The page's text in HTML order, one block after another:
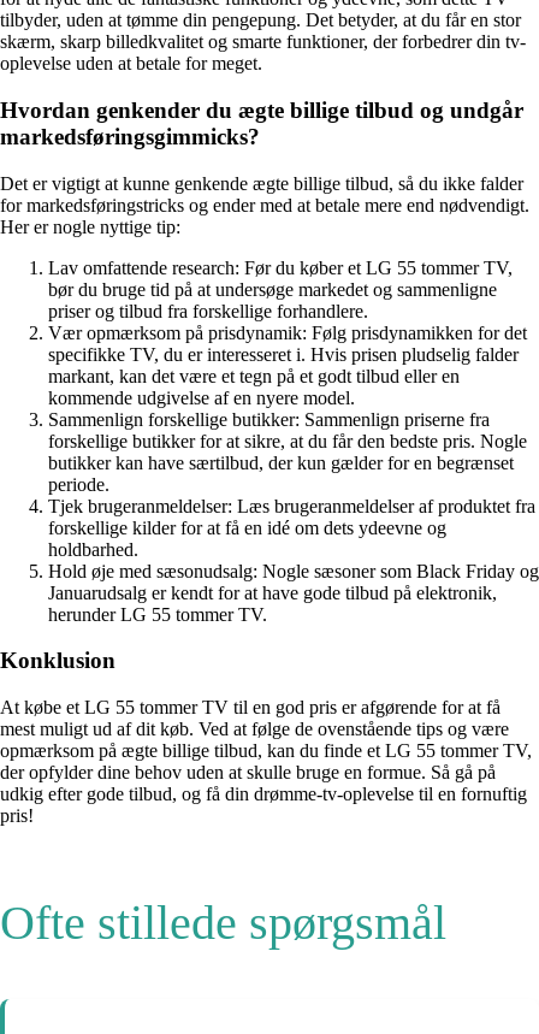
tilbyder, uden at tømme din pengepung. Det betyder, at du får en stor
skærm, skarp billedkvalitet og smarte funktioner, der forbedrer din tv-
oplevelse uden at betale for meget.
Hvordan genkender du ægte billige tilbud og undgår
markedsføringsgimmicks?
Det er vigtigt at kunne genkende ægte billige tilbud, så du ikke falder
for markedsføringstricks og ender med at betale mere end nødvendigt.
Her er nogle nyttige tip:
Lav omfattende research: Før du køber et LG 55 tommer TV,
bør du bruge tid på at undersøge markedet og sammenligne
priser og tilbud fra forskellige forhandlere.
Vær opmærksom på prisdynamik: Følg prisdynamikken for det
specifikke TV, du er interesseret i. Hvis prisen pludselig falder
markant, kan det være et tegn på et godt tilbud eller en
kommende udgivelse af en nyere model.
Sammenlign forskellige butikker: Sammenlign priserne fra
forskellige butikker for at sikre, at du får den bedste pris. Nogle
butikker kan have særtilbud, der kun gælder for en begrænset
periode.
Tjek brugeranmeldelser: Læs brugeranmeldelser af produktet fra
forskellige kilder for at få en idé om dets ydeevne og
holdbarhed.
Hold øje med sæsonudsalg: Nogle sæsoner som Black Friday og
Januarudsalg er kendt for at have gode tilbud på elektronik,
herunder LG 55 tommer TV.
Konklusion
At købe et LG 55 tommer TV til en god pris er afgørende for at få
mest muligt ud af dit køb. Ved at følge de ovenstående tips og være
opmærksom på ægte billige tilbud, kan du finde et LG 55 tommer TV,
der opfylder dine behov uden at skulle bruge en formue. Så gå på
udkig efter gode tilbud, og få din drømme-tv-oplevelse til en fornuftig
pris!
Ofte stillede spørgsmål